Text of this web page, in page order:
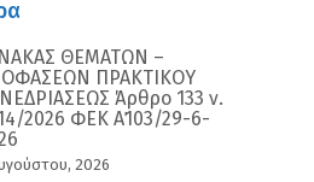
ΘΕΜΑΤΩΝ –
ΠΡΑΚΤΙΚΟΥ
Άρθρο 133 ν.
2026 ΦΕΚ Α΄103/29-6-
2026